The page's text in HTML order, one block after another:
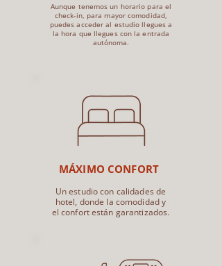
Aunque tenemos un horario para el
check-in, para mayor comodidad,
puedes acceder al estudio llegues a
la hora que llegues con la entrada
autónoma.
MÁXIMO CONFORT
Un estudio con calidades de
hotel, donde la comodidad y
el confort están garantizados.